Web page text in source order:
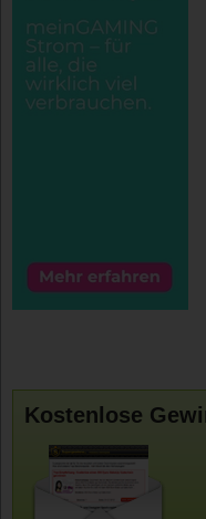
Kostenlose